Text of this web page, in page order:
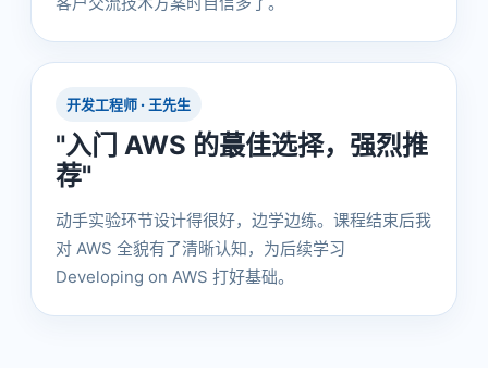
开发工程师 · 王先生
"入门 AWS 的蕞佳选择，强烈推
荐"
动手实验环节设计得很好，边学边练。课程结束后我
对 AWS 全貌有了清晰认知，为后续学习
Developing on AWS 打好基础。